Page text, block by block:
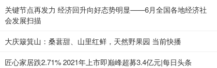
关键节点再发力 经济回升向好态势明显——6月全国各地经济社
会发展扫描
大庆簸箕山：桑葚甜、山里红鲜，天然野果园 当前快播
匠心家居跌2.71% 2021年上市即巅峰超募3.4亿元|每日头条